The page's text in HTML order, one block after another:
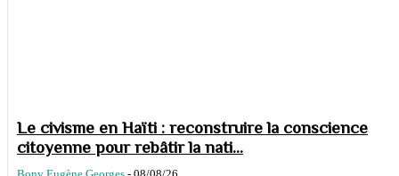
Le civisme en Haïti : reconstruire la conscience
citoyenne pour rebâtir la nati...